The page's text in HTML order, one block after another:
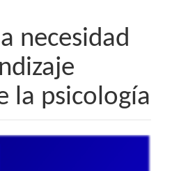
necesidad
la psicología